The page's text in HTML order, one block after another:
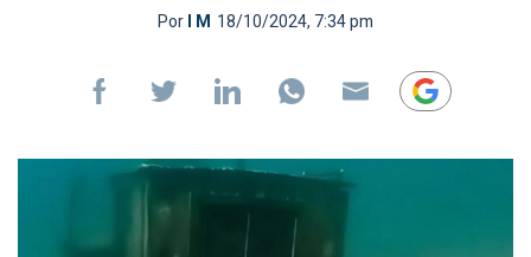
PorI M 18/10/2024, 7:34 pm